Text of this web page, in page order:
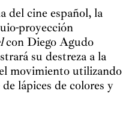
del cine español, la
proyección
con Diego Agudo
su destreza a la
movimiento utilizando
lápices de colores y